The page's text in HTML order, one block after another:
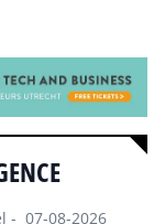
- 07-08-2026